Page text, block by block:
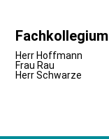
Fachkollegium
Herr Hoffmann
Frau Rau
Herr Schwarze